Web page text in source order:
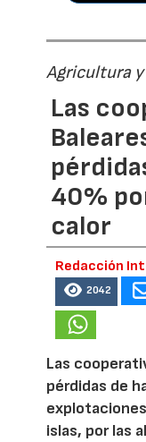
Agricultura
Las
40%
calor
Redacción
2042
Las
pérdidas de
islas, por las